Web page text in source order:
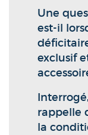
Une
est-il
exclusif
rappelle
la